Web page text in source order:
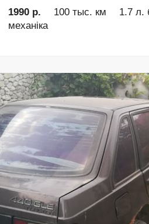
1990 р. 100 тыс. км 1.7 л.
механіка